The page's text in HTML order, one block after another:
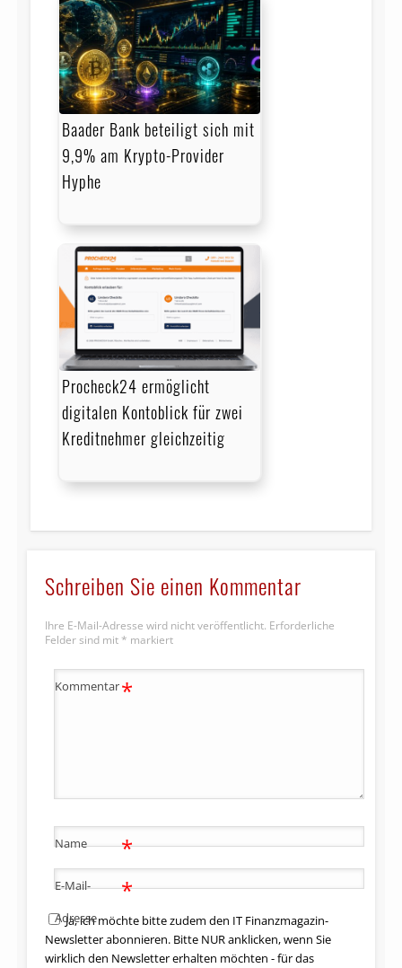
Baader Bank beteiligt sich mit
9,9% am Krypto-Provider
Hyphe
Procheck24 ermöglicht
digitalen Kontoblick für zwei
Kreditnehmer gleichzeitig
Schreiben Sie einen Kommentar
Ihre E-Mail-Adresse wird nicht veröffentlicht. Erforderliche
Felder sind mit * markiert
Kommentar*
Name *
E-Mail-
Adresse
*
Ja, ich möchte bitte zudem den IT Finanzmagazin-
Newsletter abonnieren. Bitte NUR anklicken, wenn Sie
wirklich den Newsletter erhalten möchten - für das